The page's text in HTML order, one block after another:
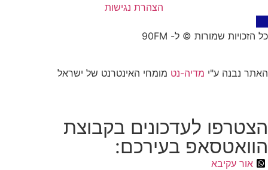
הצהרת נגישות
כל הזכויות שמורות © ל- 90FM
האתר נבנה ע"י מדיה-נט מומחי האינטרנט של ישראל
הצטרפו לעדכונים בקבוצת
הוואטסאפ בעירכם:
אור עקיבא